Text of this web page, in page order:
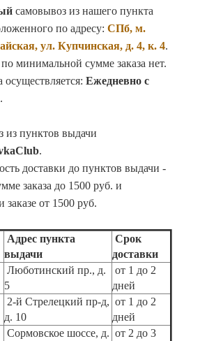
самовывоз из нашего пункта
по адресу: СПб, м.
ул. Купчинская, д. 4, к. 4.
минимальной сумме заказа нет.
осуществляется: Ежедневно с
.
из пунктов выдачи
.
доставки до пунктов выдачи -
заказа до 1500 руб. и
заказе от 1500 руб.
Адрес пункта
выдачи
Срок
доставки
Люботинский пр., д.
5
от 1 до 2
дней
2-й Стрелецкий пр-д,
д. 10
от 1 до 2
дней
Сормовское шоссе, д. от 2 до 3